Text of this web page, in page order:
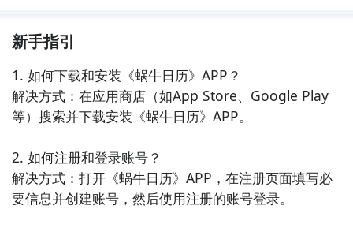
还提供了多设备同步和分享功能，方便用户在不同平台
4. 《WPS Office》 - WPS Office是一款全功能的办公
套件，包括文字处理、表格编辑和演示文稿等工具。它
和处理。用户可以在手机上使用WPS Office进行办公和
笔记记录，方便随时处理和查看文件。
新手指引
1. 如何下载和安装《蜗牛日历》APP？
解决方式：在应用商店（如App Store、Google Play
等）搜索并下载安装《蜗牛日历》APP。
2. 如何注册和登录账号？
解决方式：打开《蜗牛日历》APP，在注册页面填写必
要信息并创建账号，然后使用注册的账号登录。